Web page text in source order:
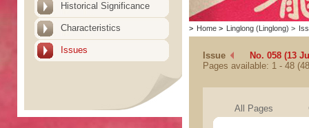
Historical Significance
Characteristics
Issues
> Home > Linglong (Linglong) >
Issue
No. 058 (13
Pages available: 1 - 48
All Pages